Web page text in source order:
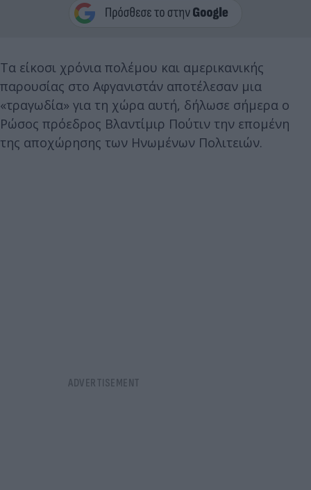
Τα είκοσι χρόνια πολέμου και αμερικανικής
παρουσίας στο Αφγανιστάν αποτέλεσαν μια
«τραγωδία» για τη χώρα αυτή, δήλωσε σήμερα ο
Ρώσος πρόεδρος Βλαντίμιρ Πούτιν την επομένη
της αποχώρησης των Ηνωμένων Πολιτειών.